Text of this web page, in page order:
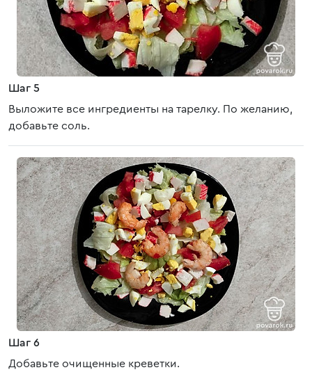
Шаг 5
Выложите все ингредиенты на тарелку. По желанию,
добавьте соль.
Шаг 6
Добавьте очищенные креветки.